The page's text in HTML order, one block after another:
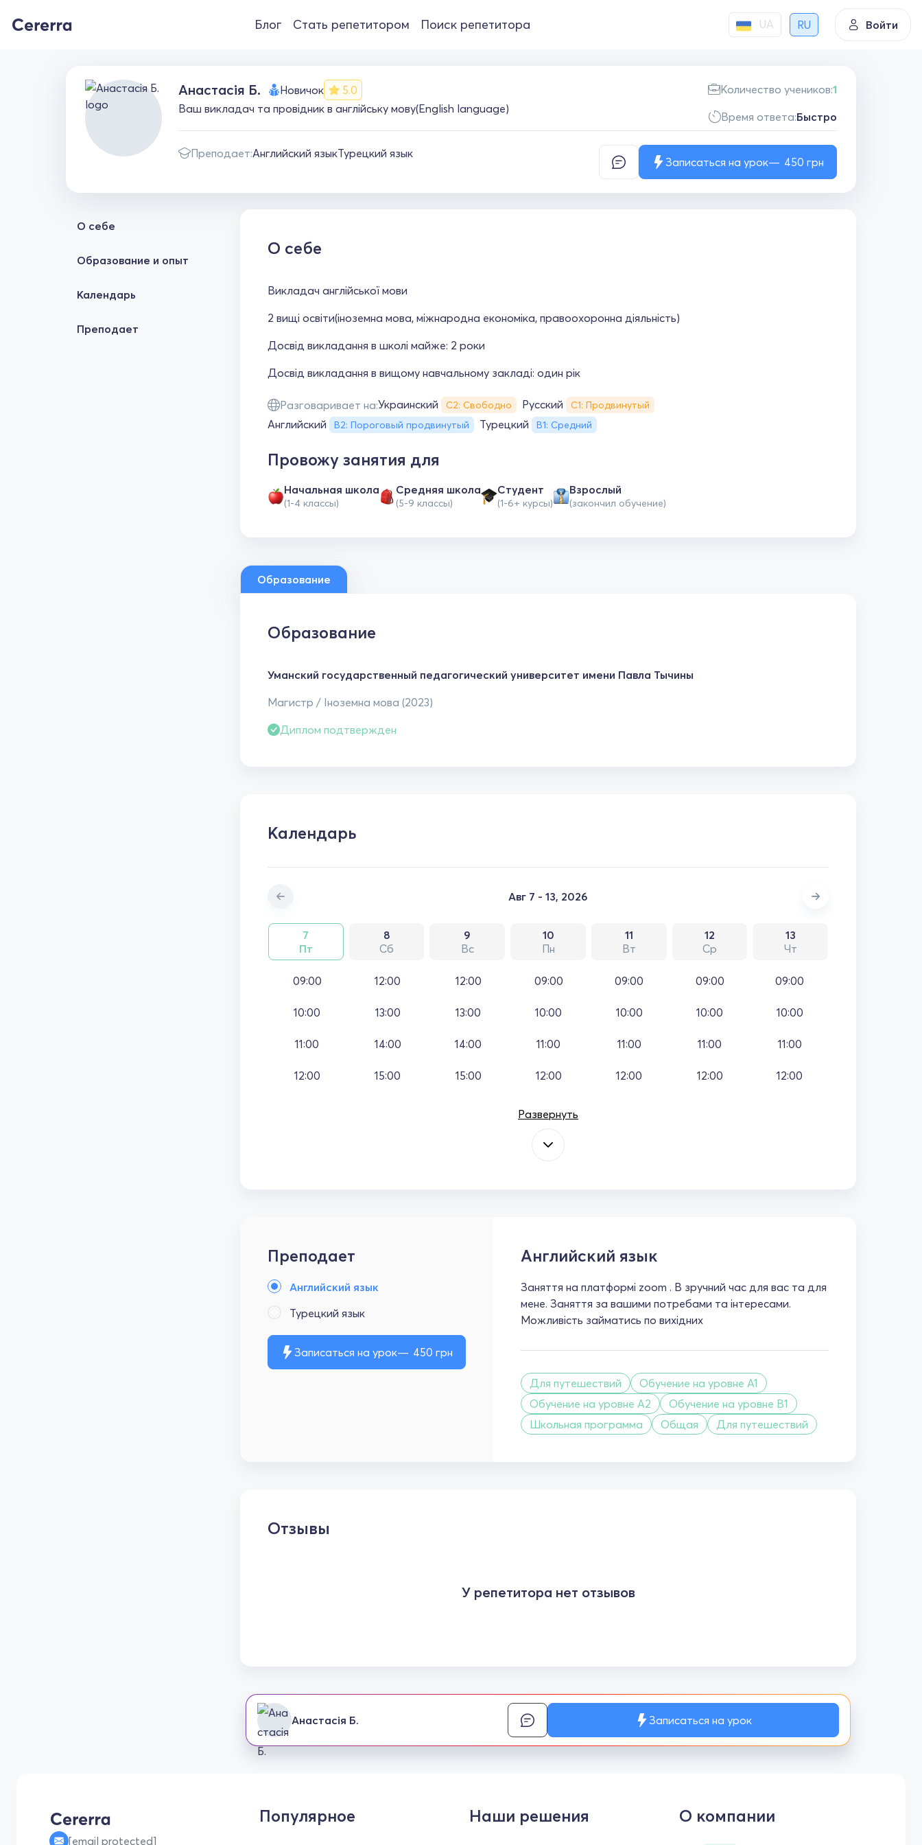
Блог Стать репетитором Поиск репетитора UA RU Войти
Анастасія Б. Новичок
5.0
Ваш викладач та провідник в англійську мову(English language)
Преподает:Английский языкТурецкий язык
Количество учеников:1
Время ответа:Быстро
Записаться на урок 450 грн
О себе
Образование и опыт
Календарь
Преподает
О себе
Викладач англійської мови
2 вищі освіти(іноземна мова, міжнародна економіка, правоохоронна діяльність)
Досвід викладання в школі майже: 2 роки
Досвід викладання в вищому навчальному закладі: один рік
Разговаривает на:Украинский С2: Свободно Русский С1: Продвинутый
Английский B2: Пороговый продвинутый Турецкий В1: Средний
Провожу занятия для
Начальная школа
(1-4 классы)
Средняя школа
(5-9 классы)
Студент
(1-6+ курсы)
Взрослый
(закончил обучение)
Образование
Образование
Уманский государственный педагогический университет имени Павла Тычины
Магистр / Іноземна мова (2023)
Диплом подтвержден
Календарь
Авг 7 - 13, 2026
7
Пт
8
Сб
9
Вс
10
Пн
11
Вт
12
Ср
13
Чт
09:00
10:00
11:00
12:00
12:00
13:00
14:00
15:00
12:00
13:00
14:00
15:00
09:00
10:00
11:00
12:00
09:00
10:00
11:00
12:00
09:00
10:00
11:00
12:00
09:00
10:00
11:00
12:00
Развернуть
Преподает
Английский язык
Турецкий язык
Записаться на урок 450 грн
Английский язык
Заняття на платформі zoom . В зручний час для вас та для
мене. Заняття за вашими потребами та інтересами.
Можливість займатись по вихідних
Для путешествий
Обучение на уровне A1
Обучение на уровне A2
Обучение на уровне B1
Школьная программа
Общая Для путешествий
Отзывы
У репетитора нет отзывов
Анастасія Б. Записаться на урок
[email protected]
Популярное Наши решения О компании